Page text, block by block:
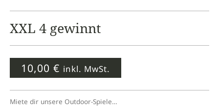
XXL 4 gewinnt
10,00 € inkl. MwSt.
Miete dir unsere Outdoor-Spiele…